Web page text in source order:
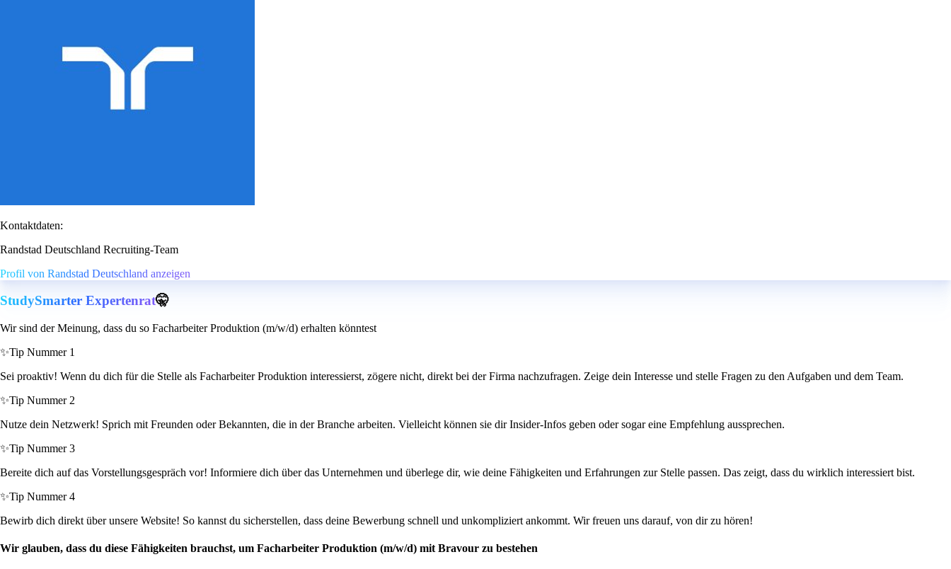
Kontaktdaten:
Randstad Deutschland Recruiting-Team
Profil von Randstad Deutschland anzeigen
StudySmarter Expertenrat🤫
Wir sind der Meinung, dass du so Facharbeiter Produktion (m/w/d) erhalten könntest
✨Tip Nummer 1
Sei proaktiv! Wenn du dich für die Stelle als Facharbeiter Produktion interessierst, zögere nicht, direkt bei der Firma nachzufragen. Zeige dein Interesse und stelle Fragen zu den Aufgaben und dem Team.
✨Tip Nummer 2
Nutze dein Netzwerk! Sprich mit Freunden oder Bekannten, die in der Branche arbeiten. Vielleicht können sie dir Insider-Infos geben oder sogar eine Empfehlung aussprechen.
✨Tip Nummer 3
Bereite dich auf das Vorstellungsgespräch vor! Informiere dich über das Unternehmen und überlege dir, wie deine Fähigkeiten und Erfahrungen zur Stelle passen. Das zeigt, dass du wirklich interessiert bist.
✨Tip Nummer 4
Bewirb dich direkt über unsere Website! So kannst du sicherstellen, dass deine Bewerbung schnell und unkompliziert ankommt. Wir freuen uns darauf, von dir zu hören!
Wir glauben, dass du diese Fähigkeiten brauchst, um Facharbeiter Produktion (m/w/d) mit Bravour zu bestehen